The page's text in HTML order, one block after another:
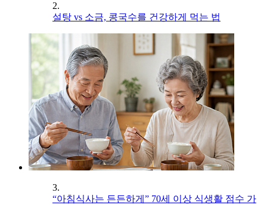
2.
설탕 vs 소금, 콩국수를 건강하게 먹는 법
3.
“아침식사는 든든하게” 70세 이상 식생활 점수 가